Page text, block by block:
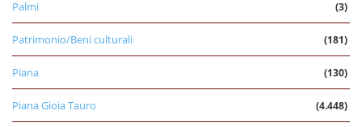
Palmi (3)
Patrimonio/Beni culturali (181)
Piana (130)
Piana Gioia Tauro (4.448)